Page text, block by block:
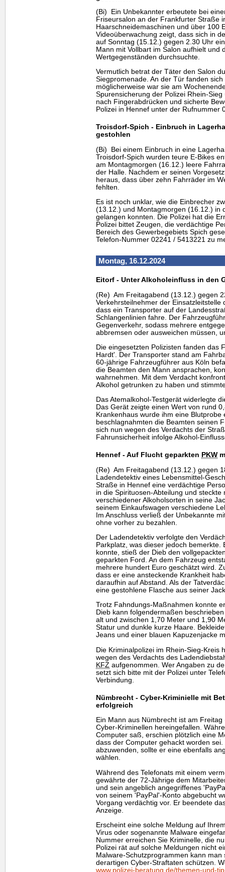
(Bi) Ein Unbekannter erbeutete bei
Friseursalon an der Frankfurter Straße
Haarschneidemaschinen und über 100
Videoüberwachung zeigt, dass sich in
auf Sonntag (15.12.) gegen 2.30 Uhr
Mann mit Vollbart im Salon aufhielt und
Wertgegenständen durchsuchte.
Vermutlich betrat der Täter den Salon
Siegpromenade. An der Tür fanden
möglicherweise war sie am
Spurensicherung der Polizei Rhein-
nach Fingerabdrücken und sicherte
Polizei in Hennef unter der Rufnummer
Troisdorf-Spich - Einbruch in
gestohlen
(Bi) Bei einem Einbruch in eine
Troisdorf-Spich wurden teure E-Bikes
am Montagmorgen (16.12.) leere
der Halle. Nachdem er seinen
heraus, dass über zehn Fahrräder im
fehlten.
Es ist noch unklar, wie die Einbrecher
(13.12.) und Montagmorgen (16.12.) in
gelangen konnten. Die Polizei hat die
Polizei bittet Zeugen, die verdächtige
Bereich des Gewerbegebiets Spich
Telefon-Nummer 02241 / 5413221 zu
Montag, 16.12.2024
Eitorf - Unter Alkoholeinfluss in den
(Re) Am Freitagabend (13.12.) gegen
Verkehrsteilnehmer der Einsatzleitstelle
dass ein Transporter auf der
Schlangenlinien fahre. Der
Gegenverkehr, sodass mehrere
abbremsen oder ausweichen müssen,
Die eingesetzten Polizisten fanden das
Hardt'. Der Transporter stand am
60-jährige Fahrzeugführer aus Köln
die Beamten den Mann ansprachen,
wahrnehmen. Mit dem Verdacht
Alkohol getrunken zu haben und
Das Atemalkohol-Testgerät widerlegte
Das Gerät zeigte einen Wert von rund
Krankenhaus wurde ihm eine Blutprobe
beschlagnahmten die Beamten seinen
sich nun wegen des Verdachts der
Fahrunsicherheit infolge Alkohol-
Hennef - Auf Flucht geparkten PKW
(Re) Am Freitagabend (13.12.) gegen
Ladendetektiv eines Lebensmittel-
Straße in Hennef eine verdächtige
in die Spirituosen-Abteilung und steckte
verschiedener Alkoholsorten in seine
seinem Einkaufswagen verschiedene
Im Anschluss verließ der Unbekannte
ohne vorher zu bezahlen.
Der Ladendetektiv verfolgte den
Parkplatz, was dieser jedoch bemerkte.
konnte, stieß der Dieb den
geparkten Ford. An dem Fahrzeug
mehrere hundert Euro geschätzt wird.
dass er eine ansteckende Krankheit
daraufhin auf Abstand. Als der
eine gestohlene Flasche aus seiner
Trotz Fahndungs-Maßnahmen konnte
Dieb kann folgendermaßen
alt und zwischen 1,70 Meter und 1,90
Statur und dunkle kurze Haare.
Jeans und einer blauen Kapuzenjacke
Die Kriminalpolizei im Rhein-Sieg-Kreis
wegen des Verdachts des
KFZ aufgenommen. Wer Angaben zu
setzt sich bitte mit der Polizei unter
Verbindung.
Nümbrecht - Cyber-Kriminielle mit
erfolgreich
Ein Mann aus Nümbrecht ist am
Cyber-Kriminellen hereingefallen.
Computer saß, erschien plötzlich eine
dass der Computer gehackt worden
abzuwenden, sollte er eine ebenfalls
wählen.
Während des Telefonats mit einem
gewährte der 72-Jährige dem
und sein angeblich angegriffenes
von seinem 'PayPal'-Konto abgebucht
Vorgang verdächtig vor. Er beendete
Anzeige.
Erscheint eine solche Meldung auf
Virus oder sogenannte Malware
Nummer erreichen Sie Kriminelle, die
Polizei rät auf solche Meldungen nicht
Malware-Schutzprogrammen kann
derartigen Cyber-Straftaten schützen.
www.polizei-beratung.de/themen-und-